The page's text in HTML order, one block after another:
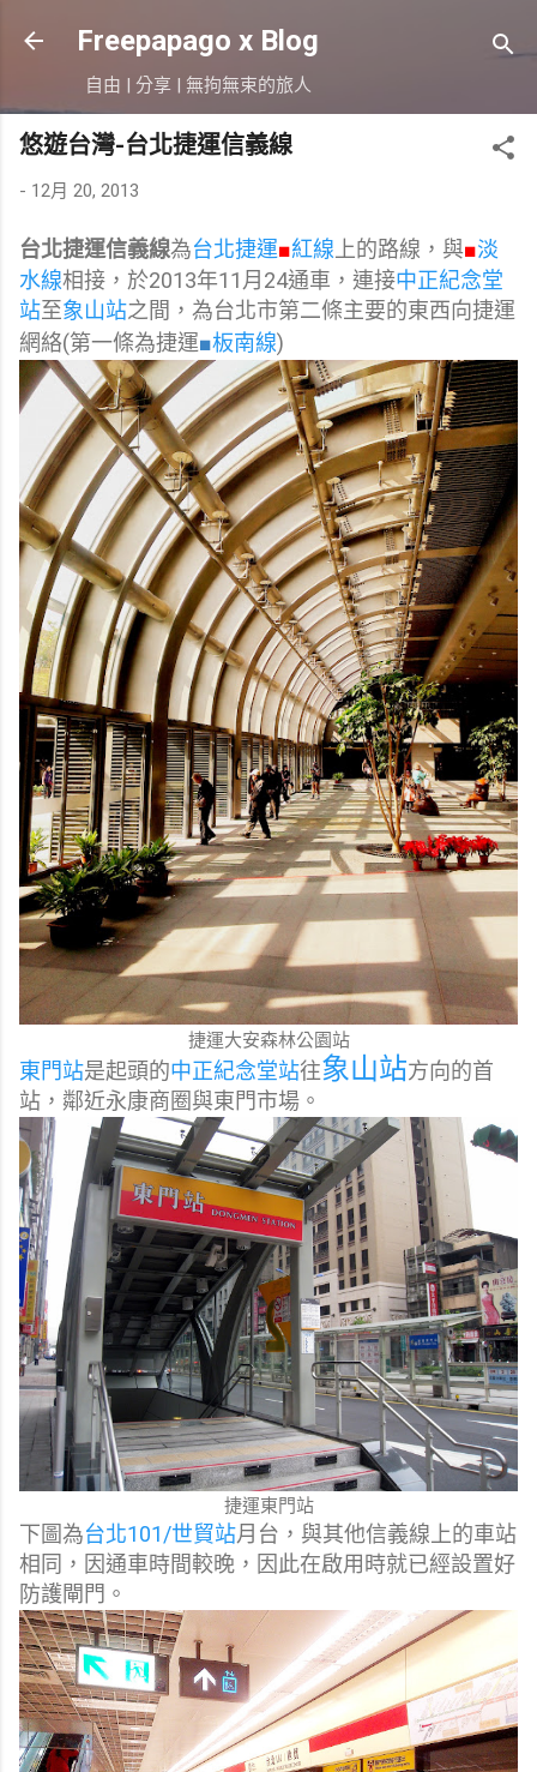
跳到主要內容
Freepapago x Blog
自由 | 分享 | 無拘無束的旅人
悠遊台灣-台北捷運信義線
- 12月 20, 2013
台北捷運信義線為台北捷運■紅線 上的路線，與■淡
水線相接，於2013年11月24通車，連接中正紀念堂
站至象山站之間，為台北市第二條主要的東西向捷運
網絡(第一條為捷運■板南線)
捷運大安森林公園站
東門站是起頭的中正紀念堂站往象山站方向的首
站，鄰近永康商圈與東門市場。
捷運東門站
下圖為台北101/世貿站月台，與其他信義線上的車站
相同，因通車時間較晚，因此在啟用時就已經設置好
防護閘門。